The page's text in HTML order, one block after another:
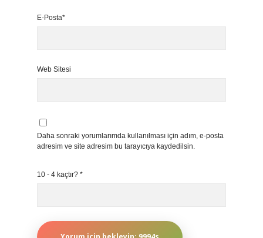
E-Posta*
Web Sitesi
Daha sonraki yorumlarımda kullanılması için adım, e-posta
adresim ve site adresim bu tarayıcıya kaydedilsin.
10 - 4 kaçtır? *